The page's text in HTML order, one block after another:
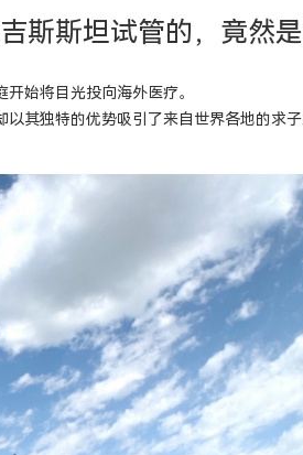
斯斯坦试管的，竟然是
始将目光投向海外医疗。
其独特的优势吸引了来自世界各地的求